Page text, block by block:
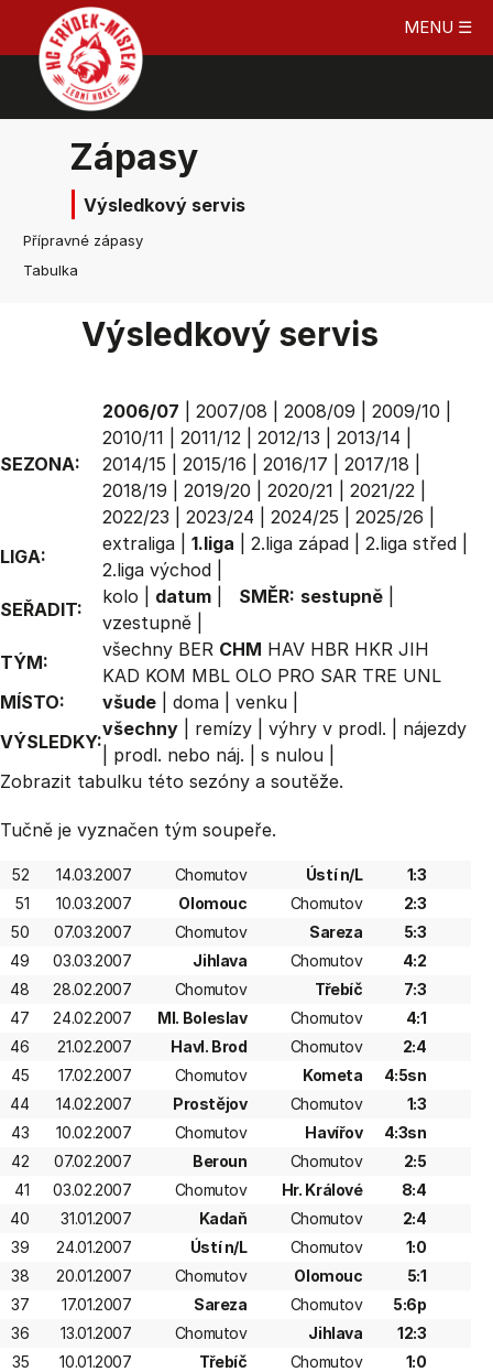
MENU ☰
Zápasy
Výsledkový servis
Přípravné zápasy
Tabulka
Výsledkový servis
SEZONA:
2006/07 2007/08 2008/09 2009/10
2010/11
2011/12 2012/13 2013/14
2014/15
2015/16 2016/17 2017/18
2018/19
2019/20 2020/21 2021/22
2022/23
2023/24 2024/25 2025/26
LIGA:
extraliga 1.liga 2.liga západ 2.liga střed
2.liga východ
SEŘADIT:
kolo datum SMĚR: sestupně
vzestupně
TÝM:
všechny BER CHM HAV HBR HKR JIH
KAD KOM MBL OLO PRO SAR TRE UNL
MÍSTO:
všude doma venku
VÝSLEDKY:
všechny remízy výhry v prodl.
nájezdy
prodl. nebo náj. s nulou
Zobrazit tabulku této sezóny a soutěže.
Tučně je vyznačen tým soupeře.
52 14.03.2007 Chomutov Ústí n/L
1:3
51
10.03.2007 Olomouc Chomutov
2:3
50
07.03.2007 Chomutov Sareza
5:3
49
03.03.2007 Jihlava Chomutov
4:2
48
28.02.2007 Chomutov Třebíč
7:3
47
24.02.2007 Ml. Boleslav Chomutov
4:1
46
21.02.2007 Havl. Brod Chomutov
2:4
45
17.02.2007 Chomutov Kometa
4:5sn
44
14.02.2007 Prostějov Chomutov
1:3
43
10.02.2007 Chomutov Havířov
4:3sn
42
07.02.2007 Beroun Chomutov
2:5
41
03.02.2007 Chomutov Hr. Králové
8:4
40
31.01.2007 Kadaň Chomutov
2:4
39
24.01.2007 Ústí n/L Chomutov
1:0
38
20.01.2007 Chomutov Olomouc
5:1
37
17.01.2007 Sareza Chomutov
5:6p
36
13.01.2007 Chomutov Jihlava
12:3
35
10.01.2007 Třebíč Chomutov
1:0